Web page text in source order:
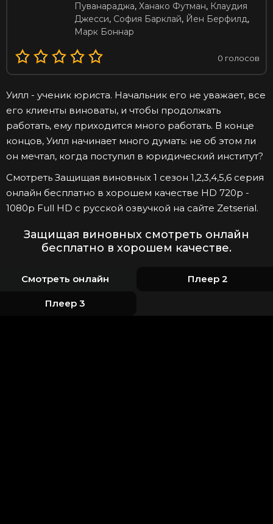
Пуванараджа, Ханако Футман, Клаудия
Джесси, София Барклай, Йен Берфилд,
Марк Боннар
0 голосов
Уилл - ученик юриста. Начальник его не уважает, все
его клиенты виноваты, и чтобы продолжать
работать, ему приходится много работать. В конце
концов, Уилл начинает много думать: не об этом ли
он мечтал, когда поступил в юридический институт?
Смотреть Защищая виновных 1 сезон 1,2,3,4,5,6 серия
онлайн бесплатно в хорошем качестве HD 720p -
1080p Full HD с русской озвучкой на сайте Zetserial.
Защищая виновных смотреть онлайн
бесплатно в хорошем качестве.
Смотреть онлайн Плеер 2
Плеер 3